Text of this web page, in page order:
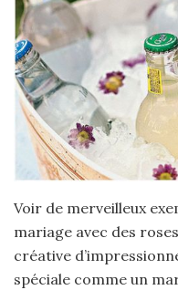
Voir de merveilleux
mariage avec des
créative
spéciale comme un